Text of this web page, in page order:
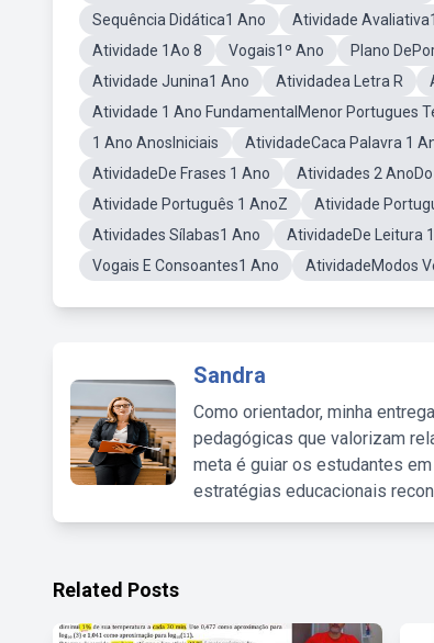
Sequência Didática1 Ano
Atividade
Atividade 1Ao 8
Vogais1º Ano Plano
Atividade Junina1 Ano
Atividadea Letra R
Atividade 1 Ano FundamentalMenor Portugues
1 Ano AnosIniciais
AtividadeCaca Palavra 1
AtividadeDe Frases 1 Ano
Atividades 2
Atividade Português 1 AnoZ
Atividade
Atividades Sílabas1 Ano
AtividadeDe Leitura
Vogais E Consoantes1 Ano
AtividadeModos
Sandra
Como orientador, minha
pedagógicas que valorizam
meta é guiar os estudantes
estratégias educacionais
Related Posts